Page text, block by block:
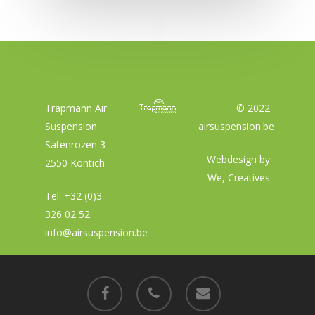
Trapmann Air
Suspension
Satenrozen 3
2550 Kontich
Tel: +32 (0)3
326 02 52
info@airsuspension.be
© 2022
airsuspension.be
Webdesign by
We, Creatives
facebook phone email